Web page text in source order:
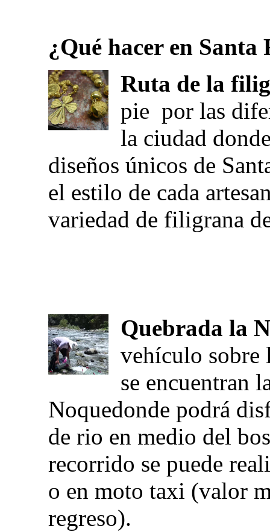
¿Qué hacer en
Ruta de la
pie por las
la ciudad
diseños únicos de
el estilo de cada
variedad de filigrana
Quebrada la
vehículo
se encuentran
Noquedonde podrá
de rio en medio del
recorrido se puede
o en moto taxi (valor
regreso).